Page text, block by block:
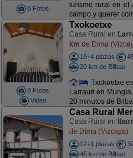
8 Fotos
turismo rural en el
campo y querer
8 Fotos
Video
Txokoetxe
Casa Rural en
km de Dima
10+4 plazas
20 km de Bilbao
Txokoetxe
Larrauri en
20 minutos de
Casa Rural
Casa Rural en
de Dima (Vizcaya)
12+1 plazas
45 km de Bilbao